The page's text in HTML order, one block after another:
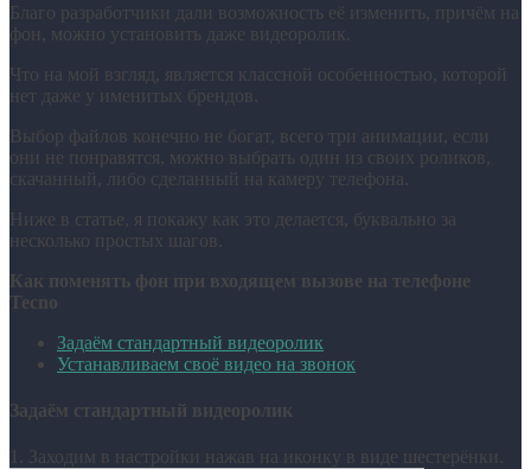
Благо разработчики дали возможность её изменить, причём на
фон, можно установить даже видеоролик.
Что на мой взгляд, является классной особенностью, которой
нет даже у именитых брендов.
Выбор файлов конечно не богат, всего три анимации, если
они не понравятся, можно выбрать один из своих роликов,
скачанный, либо сделанный на камеру телефона.
Ниже в статье, я покажу как это делается, буквально за
несколько простых шагов.
Как поменять фон при входящем вызове на телефоне
Tecno
Задаём стандартный видеоролик
Устанавливаем своё видео на звонок
Задаём стандартный видеоролик
1. Заходим в настройки нажав на иконку в виде шестерёнки.